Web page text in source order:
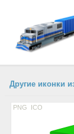
Другие иконки
PNG ICO